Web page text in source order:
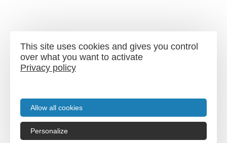
This site uses cookies and gives you control
over what you want to activate
Privacy policy
Allow all cookies
Personalize